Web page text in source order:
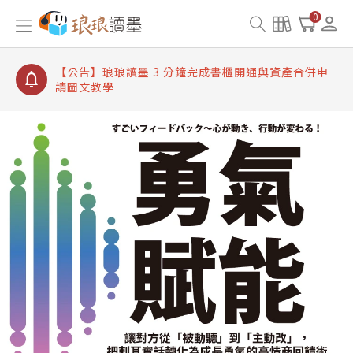
0
【公告】琅琅讀墨書櫃開通常見問題
【公告】琅琅讀墨 3 分鐘完成書櫃開通與資產合併申
【公告】琅琅書店服務升級重要說明及資產合併結果
查詢